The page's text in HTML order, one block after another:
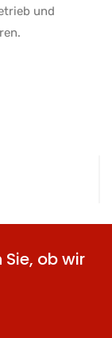
und
ob wir